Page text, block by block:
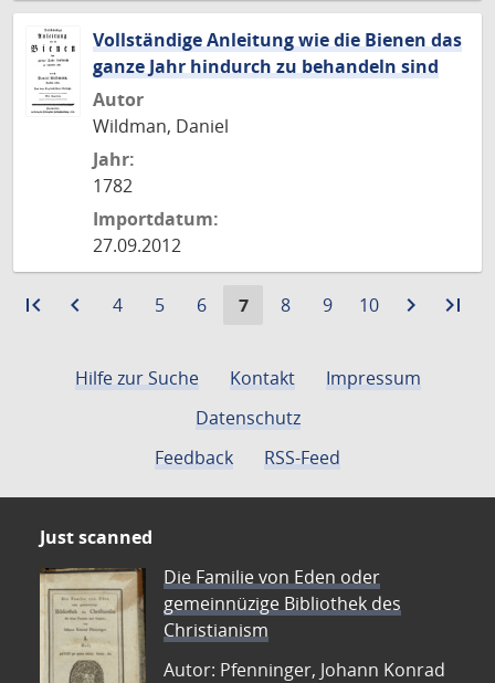
Vollständige Anleitung wie die Bienen das
ganze Jahr hindurch zu behandeln sind
Autor
Wildman, Daniel
Jahr:
1782
Importdatum:
27.09.2012
first_page
Zurnavigate_before
ZurGehe
4
Gehe
5
Gehe
6
Aktuelle
7
Gehe
8
Gehe
9
Gehe
10 navigate_next
Zurlast_page
Hilfe zur Suche
Kontakt
Impressum
Datenschutz
Feedback
RSS-Feed
Just scanned
Die Familie von Eden oder
gemeinnüzige Bibliothek des
Christianism
Autor: Pfenninger, Johann Konrad